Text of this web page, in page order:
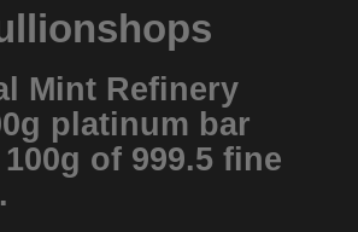
Mint Refinery
platinum bar
of 999.5 fine